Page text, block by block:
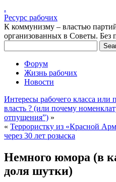
.
Ресурс рабочих
К коммунизму – властью
организованных в Советы. Без
Форум
Жизнь рабочих
Новости
Интересы рабочего класса или
власть ? (или почему
отпущения”) »
« Террористку из «Красной
через 30 лет розыска
Немного юмора (в
доля шутки)